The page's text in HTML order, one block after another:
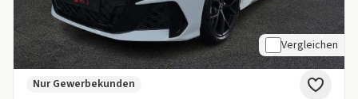
Vergleichen
Nur Gewerbekunden